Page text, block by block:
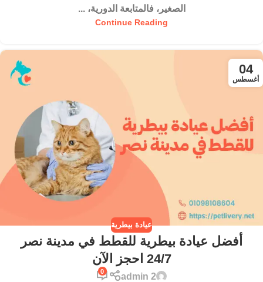
الصغير، فالمتابعة الدورية، ...
Continue Reading
04
أغسطس
عيادة بيطرية
أفضل عيادة بيطرية للقطط في مدينة نصر
24/7 احجز الآن
admin 2
0